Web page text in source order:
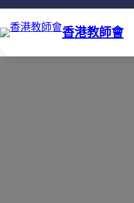
香港教師會